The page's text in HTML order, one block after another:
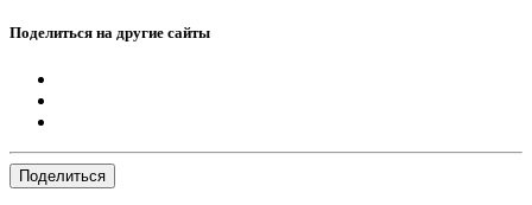
Поделиться на другие сайты
Поделиться